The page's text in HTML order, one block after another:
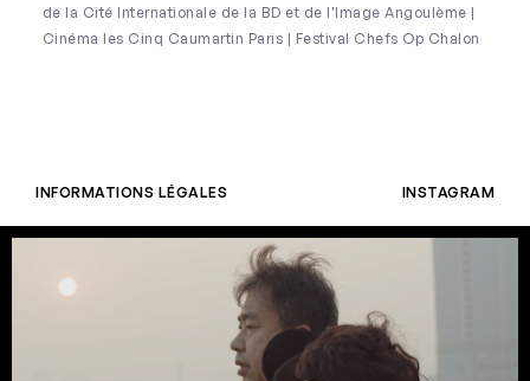
de la Cité Internationale de la BD et de l'Image Angoulème |
Cinéma les Cinq Caumartin Paris | Festival Chefs Op Chalon
INFORMATIONS LÉGALES INSTAGRAM